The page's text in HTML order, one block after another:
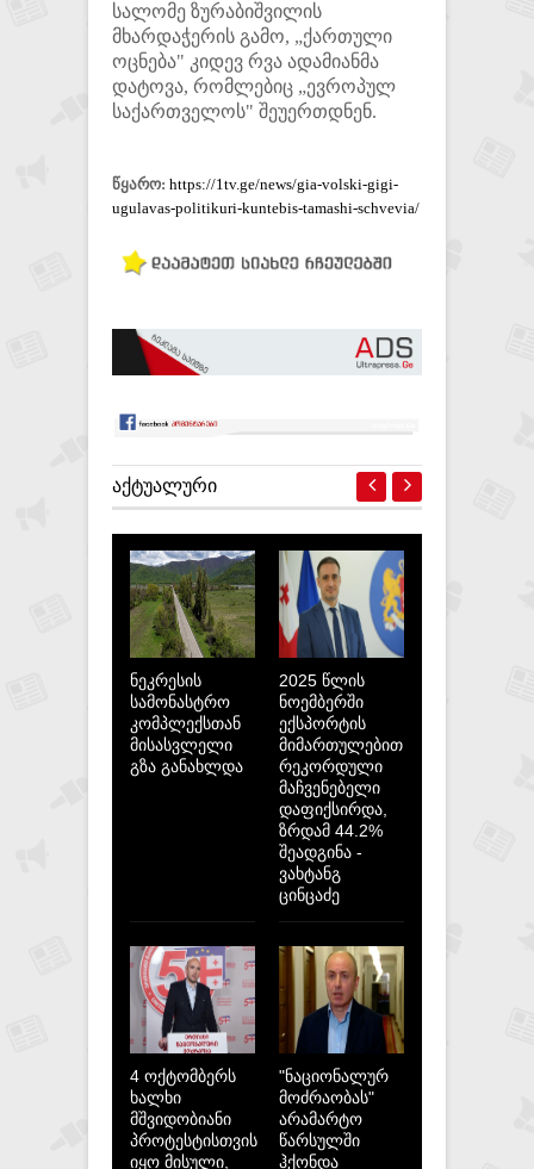
სალომე ზურაბიშვილის
მხარდაჭერის გამო, „ქართული
ოცნება" კიდევ რვა ადამიანმა
დატოვა, რომლებიც „ევროპულ
საქართველოს" შეუერთდნენ.
წყარო: https://1tv.ge/news/gia-volski-gigi-
ugulavas-politikuri-kuntebis-tamashi-schvevia/
ᲐᲥᲢᲣᲐᲚᲣᲠᲘ
ნეკრესის
სამონასტრო
კომპლექსთან
მისასვლელი
გზა განახლდა
2025 წლის
ნოემბერში
ექსპორტის
მიმართულებით
რეკორდული
მაჩვენებელი
დაფიქსირდა,
ზრდამ 44.2%
შეადგინა -
ვახტანგ
ცინცაძე
4 ოქტომბერს
ხალხი
მშვიდობიანი
პროტესტისთვის
იყო მისული,
"ნაციონალურ
მოძრაობას"
არამარტო
წარსულში
ჰქონდა